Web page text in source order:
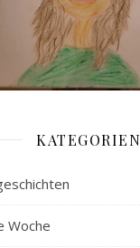
KATEGORIEN
Woche